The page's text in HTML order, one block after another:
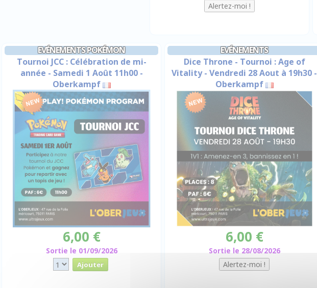
EVÉNEMENTS POKÉMON
Tournoi JCC : Célébration de mi-
année - Samedi 1 Août 11h00 -
Oberkampf
6,00 €
Sortie le 01/09/2026
EVÉNEMENTS
Dice Throne - Tournoi : Age of
Vitality - Vendredi 28 Aout à 19h30 -
Oberkampf
6,00 €
Sortie le 28/08/2026